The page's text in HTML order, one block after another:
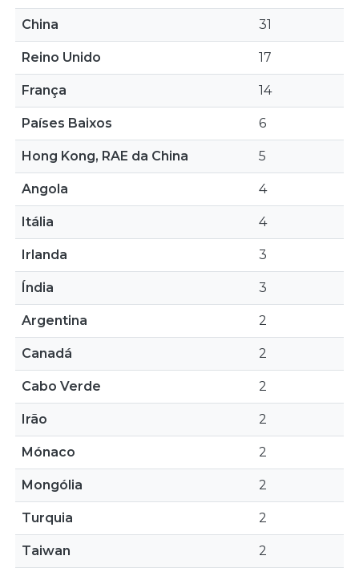
China 31
Reino Unido 17
França 14
Países Baixos 6
Hong Kong, RAE da China 5
Angola 4
Itália 4
Irlanda 3
Índia 3
Argentina 2
Canadá 2
Cabo Verde 2
Irão 2
Mónaco 2
Mongólia 2
Turquia 2
Taiwan 2